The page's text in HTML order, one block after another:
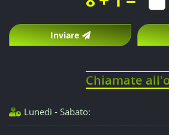
Inviare
Chiamate
Lunedì - Sabato: